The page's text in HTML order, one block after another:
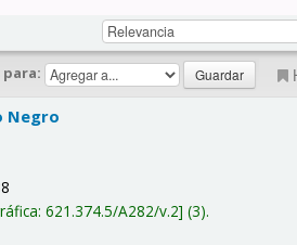
Negro
621.374.5/A282/v.2 (3).